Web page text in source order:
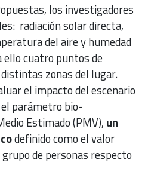
los investigadores
radiación solar directa,
del aire y humedad
ello cuatro puntos de
zonas del lugar.
el impacto del escenario
parámetro bio-
Estimado (PMV), un
definido como el valor
de personas respecto